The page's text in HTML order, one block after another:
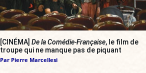
[CINÉMA] De la Comédie-Française, le film de
troupe qui ne manque pas de piquant
Par Pierre Marcellesi